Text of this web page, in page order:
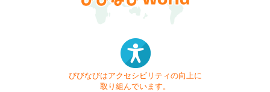
びびなびはアクセシビリティの向上に
取り組んでいます。